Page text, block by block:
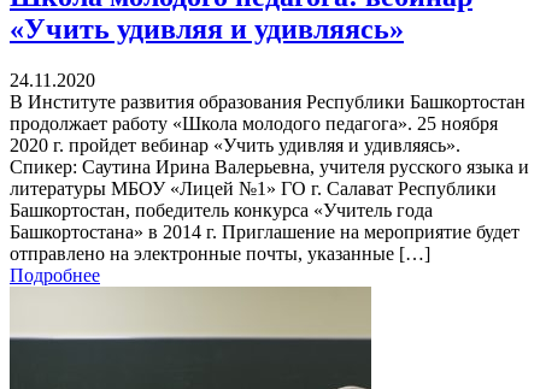
«Учить удивляя и удивляясь»
24.11.2020
В Институте развития образования Республики Башкортостан
продолжает работу «Школа молодого педагога». 25 ноября
2020 г. пройдет вебинар «Учить удивляя и удивляясь».
Спикер: Саутина Ирина Валерьевна, учителя русского языка и
литературы МБОУ «Лицей №1» ГО г. Салават Республики
Башкортостан, победитель конкурса «Учитель года
Башкортостана» в 2014 г. Приглашение на мероприятие будет
отправлено на электронные почты, указанные […]
Подробнее